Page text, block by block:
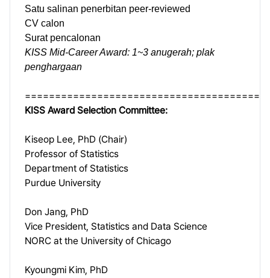
Satu salinan penerbitan peer-reviewed
CV calon
Surat pencalonan
KISS Mid-Career Award: 1~3 anugerah; plak
penghargaan
KISS Award Selection Committee:
Kiseop Lee, PhD (Chair)
Professor of Statistics
Department of Statistics
Purdue University
Don Jang, PhD
Vice President, Statistics and Data Science
NORC at the University of Chicago
Kyoungmi Kim, PhD